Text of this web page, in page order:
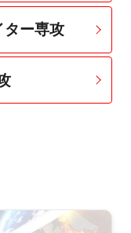
ター専攻